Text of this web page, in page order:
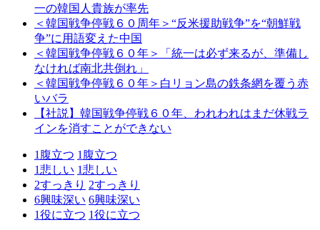
一の韓国人貴族が率先
＜韓国戦争停戦６０周年＞“反米援助戦争”を“朝鮮戦
争”に用語変えた中国
＜韓国戦争停戦６０年＞「統一は必ず来るが、準備し
なければ南北共倒れ」
＜韓国戦争停戦６０年＞白リョン島の鉄条網を覆う赤
いバラ
【社説】韓国戦争停戦６０年、われわれはまだ休戦ラ
インを消すことができない
1 腹立つ 1 腹立つ
1悲しい 1悲しい
2すっきり 2すっきり
6興味深い 6興味深い
1役に立つ 1役に立つ